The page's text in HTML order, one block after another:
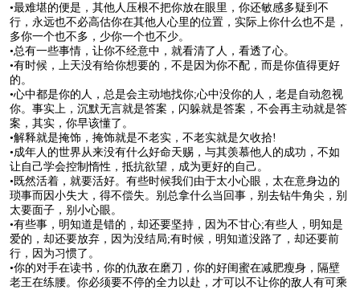
•最难堪的便是，其他人压根不把你放在眼里，你还敏感多疑到不
行，永远也不必高估你在其他人心里的位置，实际上你什么也不是，
多你一个也不多，少你一个也不少。
•总有一些事情，让你不经意中，就看清了人，看透了心。​​​​
•有时候，上天没有给你想要的，不是因为你不配，而是你值得更好
的。
•心中都是你的人，总是会主动地找你;心中没你的人，老是自动忽视
你。事实上，沉默无言就是答案，闪躲就是答案，不会再主动就是答
案，其实，你早该懂了。
•解释就是掩饰，掩饰就是不老实，不老实就是欠收拾!
•成年人的世界从来没有什么好命天赐，与其羡慕他人的成功，不如
让自己学会控制惰性，抵抗欲望，成为更好的自己。
•既然活着，就要活好。有些时候我们由于太小心眼，太在意身边的
琐事而因小失大，得不偿失。别总拿什么当回事，别去钻牛角尖，别
太要面子，别小心眼。
•有些事，明知道是错的，却还要坚持，因为不甘心;有些人，明知是
爱的，却还要放弃，因为没结局;有时候，明知道没路了，却还要前
行，因为习惯了。
•你的对手在读书，你的仇敌在磨刀，你的好闺蜜在减肥瘦身，隔壁
老王在练腰。你必须要不停的全力以赴，才可以不让你的敌人有可乘